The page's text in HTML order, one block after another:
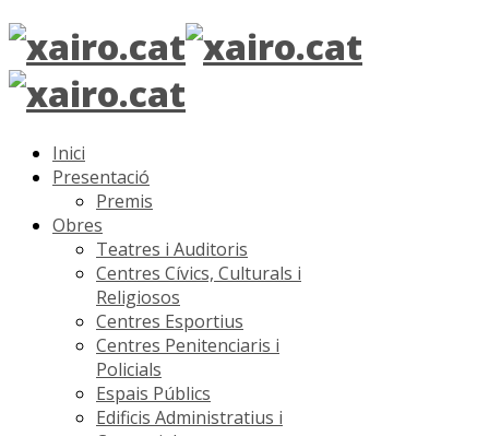
Inici
Presentació
Premis
Obres
Teatres i Auditoris
Centres Cívics, Culturals i
Religiosos
Centres Esportius
Centres Penitenciaris i
Policials
Espais Públics
Edificis Administratius i